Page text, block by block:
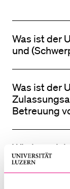
Was ist der
und
Was ist der
Betreuung
Wie kann
eine
Menuplan
Anmeldung